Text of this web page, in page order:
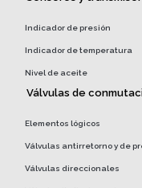
Indicador de presión
Indicador de temperatura
Nivel de aceite
Válvulas de
Elementos lógicos
Válvulas antirretorno y de
Válvulas direccionales